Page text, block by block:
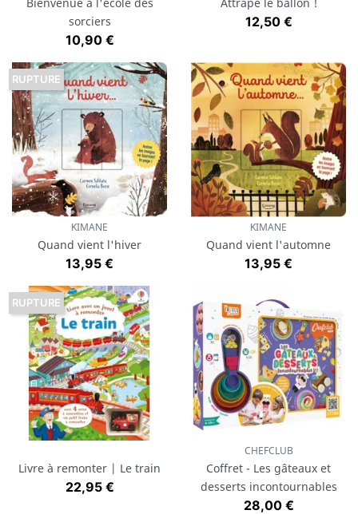
sorciers
Prix
10,90 €
Prix
12,50 €
KIMANE
Quand vient l'hiver
Prix
13,95 €
RUPTURE
KIMANE
Quand vient l'automne
Prix
13,95 €
Livre à remonter | Le train
Prix
22,95 €
RUPTURE
CHEFCLUB
Coffret - Les gâteaux et
desserts incontournables
Prix
28,00 €